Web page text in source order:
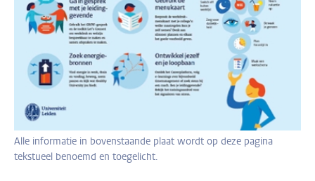
Alle informatie in bovenstaande plaat wordt op deze pagina
tekstueel benoemd en toegelicht.